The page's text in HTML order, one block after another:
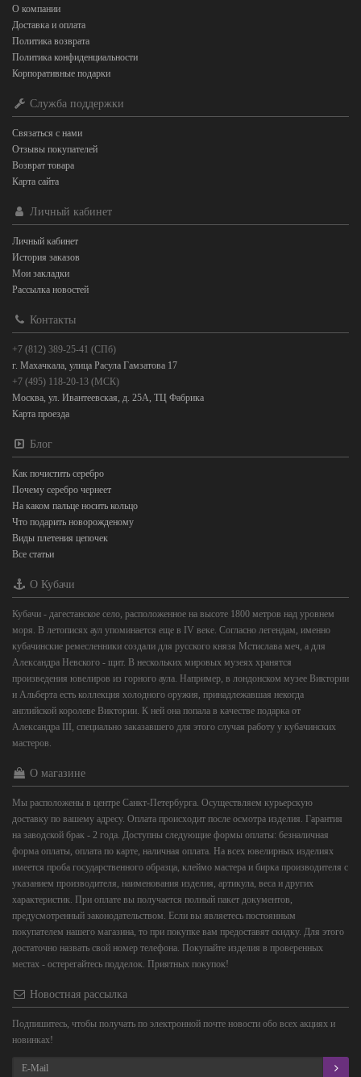
О компании
Доставка и оплата
Политика возврата
Политика конфиденциальности
Корпоративные подарки
Служба поддержки
Связаться с нами
Отзывы покупателей
Возврат товара
Карта сайта
Личный кабинет
Личный кабинет
История заказов
Мои закладки
Рассылка новостей
Контакты
+7 (812) 389-25-41 (СПб)
г. Махачкала, улица Расула Гамзатова 17
+7 (495) 118-20-13 (МСК)
Москва, ул. Ивантеевская, д. 25А, ТЦ Фабрика
Карта проезда
Блог
Как почистить серебро
Почему серебро чернеет
На каком пальце носить кольцо
Что подарить новорожденому
Виды плетения цепочек
Все статьи
О Кубачи
Кубачи - дагестанское село, расположенное на высоте 1800 метров над уровнем
моря. В летописях аул упоминается еще в IV веке. Согласно легендам, именно
кубачинские ремесленники создали для русского князя Мстислава меч, а для
Александра Невского - щит. В нескольких мировых музеях хранятся
произведения ювелиров из горного аула. Например, в лондонском музее Виктории
и Альберта есть коллекция холодного оружия, принадлежавшая некогда
английской королеве Виктории. К ней она попала в качестве подарка от
Александра III, специально заказавшего для этого случая работу у кубачинских
мастеров.
О магазине
Мы расположены в центре Санкт-Петербурга. Осуществляем курьерскую
доставку по вашему адресу. Оплата происходит после осмотра изделия. Гарантия
на заводской брак - 2 года. Доступны следующие формы оплаты: безналичная
форма оплаты, оплата по карте, наличная оплата. На всех ювелирных изделиях
имеется проба государственного образца, клеймо мастера и бирка производителя с
указанием производителя, наименования изделия, артикула, веса и других
характеристик. При оплате вы получается полный пакет документов,
предусмотренный законодательством. Если вы являетесь постоянным
покупателем нашего магазина, то при покупке вам предоставят скидку. Для этого
достаточно назвать свой номер телефона. Покупайте изделия в проверенных
местах - остерегайтесь подделок. Приятных покупок!
Новостная рассылка
Подпишитесь, чтобы получать по электронной почте новости обо всех акциях и
новинках!